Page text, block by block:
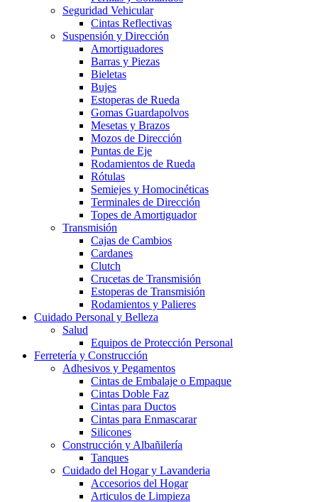
Seguridad Vehicular
Cintas Reflectivas
Suspensión y Dirección
Amortiguadores
Barras y Piezas
Bieletas
Bujes
Estoperas de Rueda
Gomas Guardapolvos
Mesetas y Brazos
Mozos de Dirección
Puntas de Eje
Rodamientos de Rueda
Rótulas
Semiejes y Homocinéticas
Terminales de Dirección
Topes de Amortiguador
Transmisión
Cajas de Cambios
Cardanes
Clutch
Crucetas de Transmisión
Estoperas de Transmisión
Rodamientos y Palieres
Cuidado Personal y Belleza
Salud
Equipos de Protección Personal
Ferretería y Construcción
Adhesivos y Pegamentos
Cintas de Embalaje o Empaque
Cintas Doble Faz
Cintas para Ductos
Cintas para Enmascarar
Silicones
Construcción y Albañilería
Tanques
Cuidado del Hogar y Lavanderia
Accesorios del Hogar
Articulos de Limpieza